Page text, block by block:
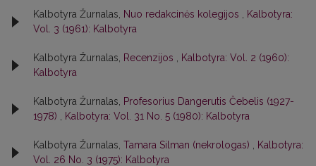
Kalbotyra Žurnalas, Nuo redakcinės kolegijos
Kalbotyra:
Vol. 3 (1961): Kalbotyra
Kalbotyra Žurnalas, Recenzijos
Kalbotyra: Vol. 2 (1960):
Kalbotyra
Kalbotyra Žurnalas,
Profesorius Dangerutis Čebelis (1927-
1978)
Kalbotyra: Vol. 31 No. 5 (1980): Kalbotyra
Kalbotyra Žurnalas, Tamara Silman (nekrologas)
Kalbotyra:
Vol. 26 No. 3 (1975): Kalbotyra